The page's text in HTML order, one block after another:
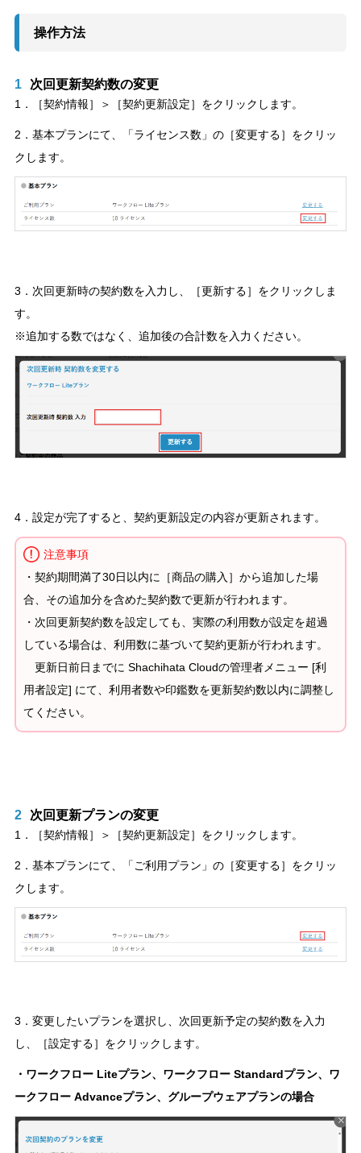
操作方法
1 次回更新契約数の変更
1．［契約情報］＞［契約更新設定］をクリックします。
2．基本プランにて、「ライセンス数」の［変更する］をクリッ
クします。
3．次回更新時の契約数を入力し、［更新する］をクリックしま
す。
※追加する数ではなく、追加後の合計数を入力ください。
4．設定が完了すると、契約更新設定の内容が更新されます。
注意事項
・契約期間満了30日以内に［商品の購入］から追加した場
合、その追加分を含めた契約数で更新が行われます。
・次回更新契約数を設定しても、実際の利用数が設定を超過
している場合は、利用数に基づいて契約更新が行われます。
更新日前日までに Shachihata Cloudの管理者メニュー [利
用者設定] にて、利用者数や印鑑数を更新契約数以内に調整し
てください。
2 次回更新プランの変更
1．［契約情報］＞［契約更新設定］をクリックします。
2．基本プランにて、「ご利用プラン」の［変更する］をクリッ
クします。
3．変更したいプランを選択し、次回更新予定の契約数を入力
し、［設定する］をクリックします。
・ワークフロー Liteプラン、ワークフロー Standardプラン、ワ
ークフロー Advanceプラン、グループウェアプランの場合